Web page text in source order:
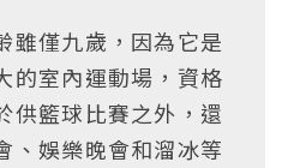
雖僅九歲，因為它是
的室內運動場，資格
供籃球比賽之外，還
、娛樂晚會和溜冰等